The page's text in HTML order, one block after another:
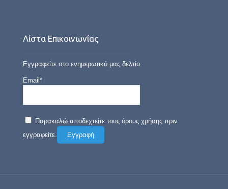
Λίστα Επικοινωνίας
Εγγραφείτε στο ενημερωτικό μας δελτίο
Email*
Παρακαλώ αποδεχτείτε τους όρους χρήσης πριν
εγγραφείτε.